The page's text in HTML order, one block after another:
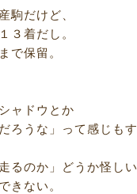
駒だけど、
３着だし。
で保留。
ャドウとか
ろうな」って感じもす
るのか」どうか怪しい
きない。